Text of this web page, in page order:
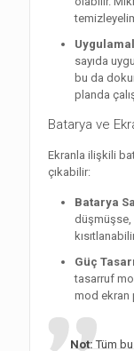
sayıda
bu da
planda
Batarya ve
Ekranla ilişkili
çıkabilir:
Batarya
düşmüşse,
Güç
tasarruf
mod ekran
Not:Tüm